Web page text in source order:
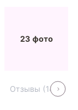
23 фото
Отзывы (14)